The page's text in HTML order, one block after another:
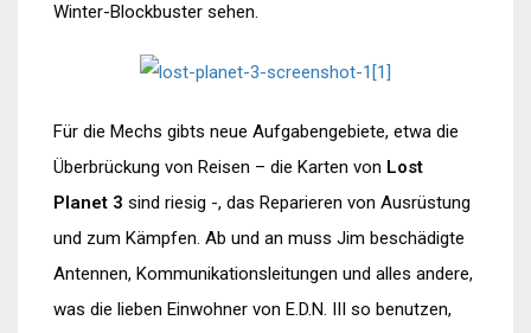
Winter-Blockbuster sehen.
Für die Mechs gibts neue Aufgabengebiete, etwa die
Überbrückung von Reisen – die Karten von Lost
Planet 3 sind riesig -, das Reparieren von Ausrüstung
und zum Kämpfen. Ab und an muss Jim beschädigte
Antennen, Kommunikationsleitungen und alles andere,
was die lieben Einwohner von E.D.N. III so benutzen,